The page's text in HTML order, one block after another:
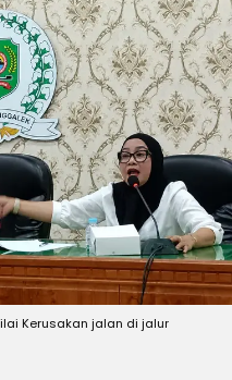
Kerusakan jalan di jalur